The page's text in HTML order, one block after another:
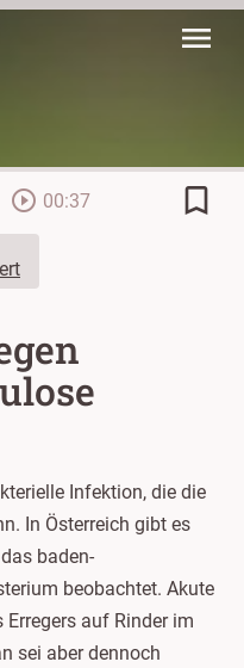
menu
play_circle_outline 00:37 bookmark_border
Infektion, die die
In Österreich gibt es
baden-
beobachtet. Akute
Erregers auf Rinder im
sei aber dennoch